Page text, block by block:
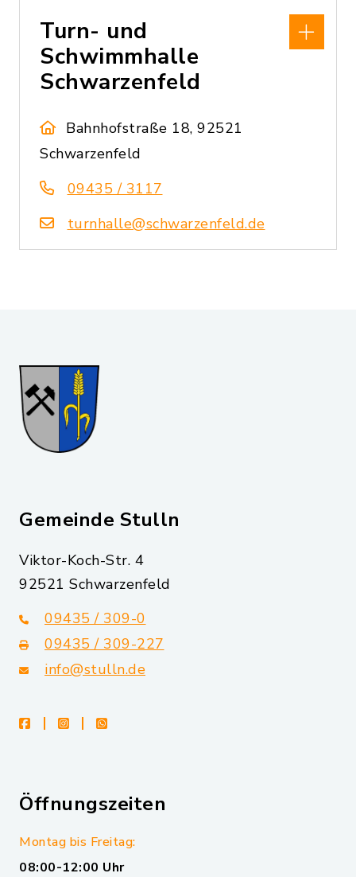
Turn- und
Schwimmhalle
Schwarzenfeld
Bahnhofstraße 18, 92521
Schwarzenfeld
09435 / 3117
turnhalle@schwarzenfeld.de
Gemeinde Stulln
Viktor-Koch-Str. 4
92521 Schwarzenfeld
09435 / 309-0
09435 / 309-227
info@stulln.de
facebookinstagramwhatsapp
Öffnungszeiten
Montag bis Freitag:
08:00-12:00 Uhr